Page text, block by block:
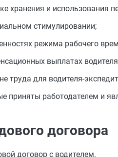
хранения и использования
стимулировании;
режима рабочего
выплатах
труда для водителя-
приняты работодателем и
договора
договор с водителем.